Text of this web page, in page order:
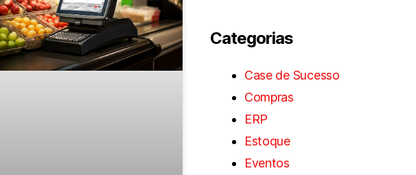
Categorias
Case de Sucesso
Compras
ERP
Estoque
Eventos